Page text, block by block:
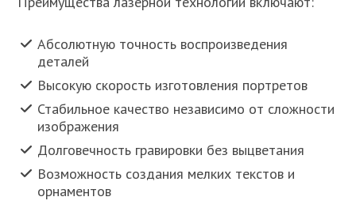
Абсолютную точность воспроизведения
деталей
Высокую скорость изготовления портретов
Стабильное качество независимо от сложности
изображения
Долговечность гравировки без выцветания
Возможность создания мелких текстов и
орнаментов